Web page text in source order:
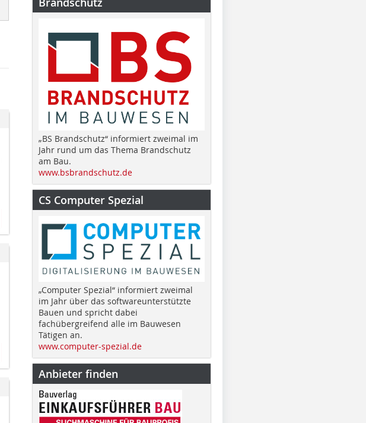
„BS Brandschutz“ informiert zweimal im
Jahr rund um das Thema Brandschutz
am Bau.
www.bsbrandschutz.de
CS Computer Spezial
„Computer Spezial“ informiert zweimal
im Jahr über das softwareunterstützte
Bauen und spricht dabei
fachübergreifend alle im Bauwesen
Tätigen an.
www.computer-spezial.de
Anbieter finden